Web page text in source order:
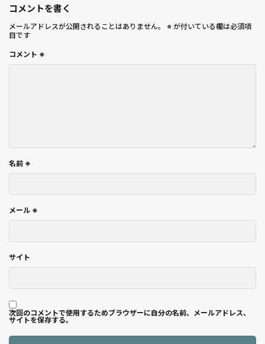
コメントを書く
メールアドレスが公開されることはありません。 ※ が付いている欄は必須項
目です
コメント ※
名前 ※
メール ※
サイト
次回のコメントで使用するためブラウザーに自分の名前、メールアドレス、
サイトを保存する。